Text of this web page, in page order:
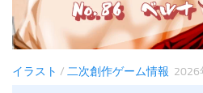
イラスト / 二次創作ゲーム情報 2026